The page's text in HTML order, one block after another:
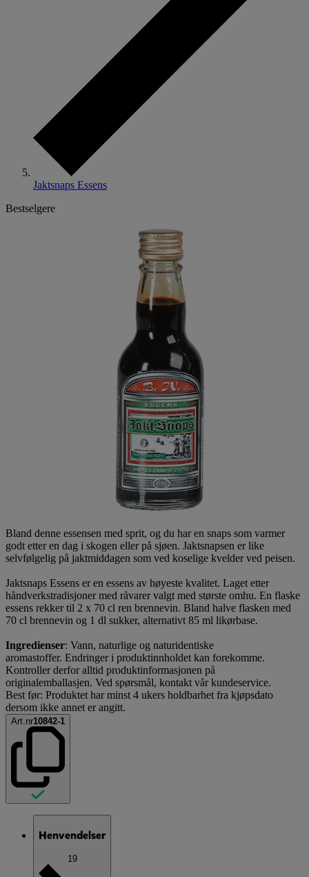
Jaktsnaps Essens
Bestselgere
Bland denne essensen med sprit, og du har en snaps som varmer
godt etter en dag i skogen eller på sjøen. Jaktsnapsen er like
selvfølgelig på jaktmiddagen som ved koselige kvelder ved peisen.
Jaktsnaps Essens er en essens av høyeste kvalitet. Laget etter
håndverkstradisjoner med råvarer valgt med største omhu. En flaske
essens rekker til 2 x 70 cl ren brennevin. Bland halve flasken med
70 cl brennevin og 1 dl sukker, alternativt 85 ml likørbase.
Ingredienser: Vann, naturlige og naturidentiske
aromastoffer. Endringer i produktinnholdet kan forekomme.
Kontroller derfor alltid produktinformasjonen på
originalemballasjen. Ved spørsmål, kontakt vår kundeservice.
Best før: Produktet har minst 4 ukers holdbarhet fra kjøpsdato
dersom ikke annet er angitt.
Art.nr10842-1
Henvendelser
19